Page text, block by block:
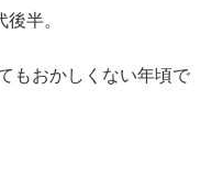
半。
もおかしくない年頃で